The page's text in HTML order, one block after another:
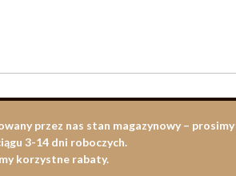
przez nas stan magazynowy – prosimy
3-14 dni roboczych.
korzystne rabaty.